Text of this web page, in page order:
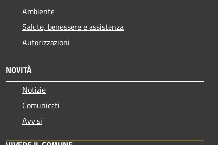
Ambiente
Salute, benessere e assistenza
Autorizzazioni
NOVITÀ
Notizie
Comunicati
Avvisi